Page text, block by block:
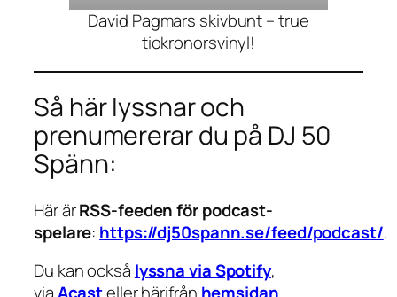
David Pagmars skivbunt – true
tiokronorsvinyl!
Så här lyssnar och
prenumererar du på DJ 50
Spänn:
Här ärRSS-feeden för podcast-
spelare: https://dj50spann.se/feed/podcast/.
Du kan också lyssna via Spotify,